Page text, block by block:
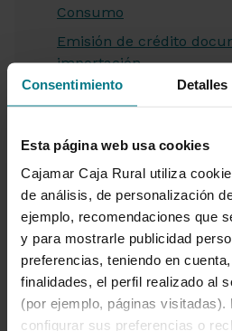
Consentimiento Detalles
Esta página web usa cookies
Cajamar Caja Rural utiliza
de análisis, de personalización
ejemplo, recomendaciones que
y para mostrarle publicidad
preferencias, teniendo en
finalidades, el perfil realizado al
(por ejemplo, páginas visitadas).
configurar sus preferencias o
Consumo
Emisión de crédito
importación
Envío de documentación
Electrónica
Financiación
Firma de documentos
Firma operación con
Generación de remesas
Gestión de contraseñas
Ingreso de cheques